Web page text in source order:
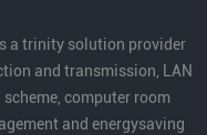
a trinity solution provider
and transmission, LAN
computer room
and energysaving